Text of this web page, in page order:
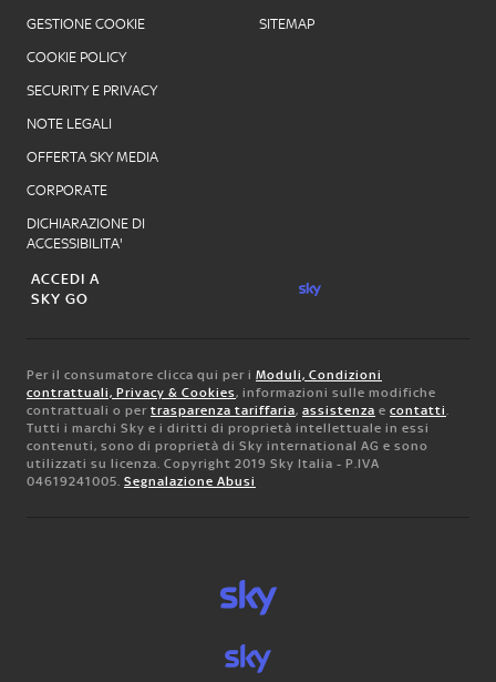
GESTIONE COOKIE
COOKIE POLICY
SECURITY E PRIVACY
NOTE LEGALI
OFFERTA SKY MEDIA
CORPORATE
DICHIARAZIONE DI
ACCESSIBILITA'
SITEMAP
ACCEDI A
SKY GO
Per il consumatore clicca qui per i Moduli, Condizioni
contrattuali, Privacy & Cookies, informazioni sulle modifiche
contrattuali o per trasparenza tariffaria, assistenza e contatti.
Tutti i marchi Sky e i diritti di proprietà intellettuale in essi
contenuti, sono di proprietà di Sky international AG e sono
utilizzati su licenza. Copyright 2019 Sky Italia - P.IVA
04619241005. Segnalazione Abusi